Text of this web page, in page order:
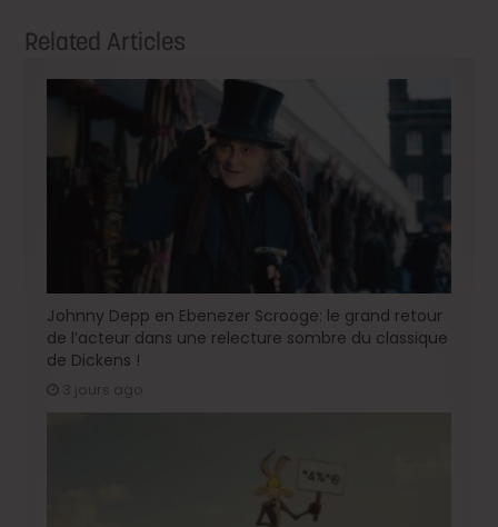
Related Articles
Johnny Depp en Ebenezer Scrooge: le grand retour
de l’acteur dans une relecture sombre du classique
de Dickens !
3 jours ago